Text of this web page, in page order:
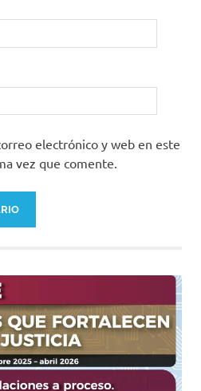
electrónico y web en este
vez que comente.